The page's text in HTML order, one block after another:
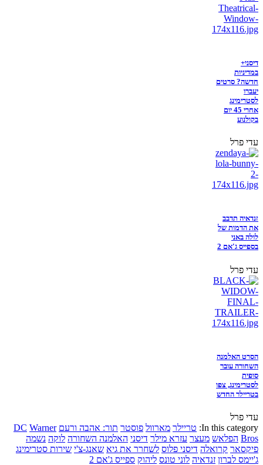
דיסני+
במדיניות
חדשה? סרטים
יעברו
לסטרימינג
אחרי 45 יום
בקולנוע
עדי פרל
זנדאיה תדבב
את הדמות של
לולה באני
בספייס ג'אם 2
עדי פרל
הסרט האלמנה
השחורה עובר
סופית
לסטרימינג, צפו
בטריילר החדש
עדי פרל
In this category: טריילר מארוול פוסטר תור: אהבה ורעם DC Warner
Bros הפלאש מעצר עזרא מילר דיסני האלמנה השחורה לוקה נשמה
פיקסאר קרואלה דיסני פלוס לשחרר את גיא שאנג-צ'י שירות סטרימינג
ג'יימס לברון זנדאיה לוני טונס ליהוק ספייס ג'אם 2